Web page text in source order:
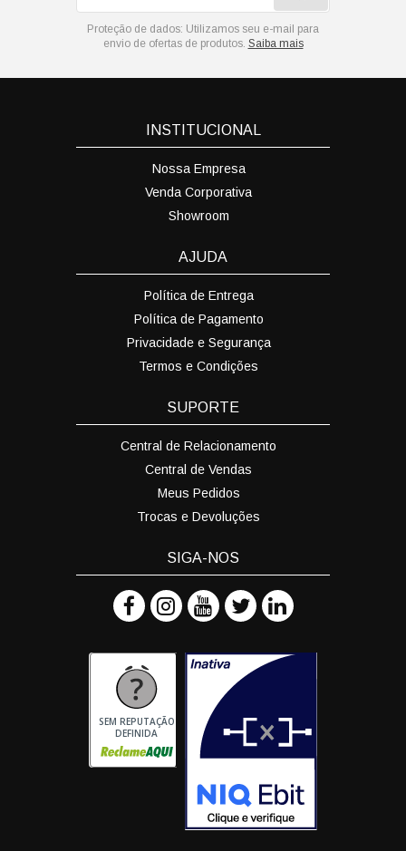
Proteção de dados: Utilizamos seu e-mail para
envio de ofertas de produtos. Saiba mais
INSTITUCIONAL
Nossa Empresa
Venda Corporativa
Showroom
AJUDA
Política de Entrega
Política de Pagamento
Privacidade e Segurança
Termos e Condições
SUPORTE
Central de Relacionamento
Central de Vendas
Meus Pedidos
Trocas e Devoluções
SIGA-NOS
SEM REPUTAÇÃO
DEFINIDA